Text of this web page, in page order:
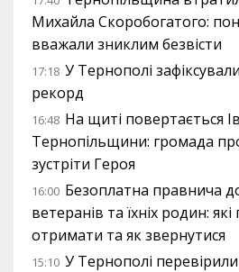
Михайла Скоробогатого:
вважали зниклим безвісти
17:18 У Тернополі
рекорд
16:48 На щиті повертається
Тернопільщини: громада
зустріти Героя
16:00 Безоплатна правнича
ветеранів та їхніх родин:
отримати та як звернутися
15:10 У Тернополі